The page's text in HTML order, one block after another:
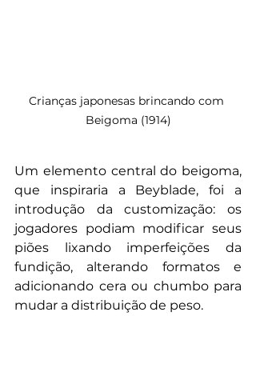
Crianças japonesas brincando com
Beigoma (1914)
Um elemento central do beigoma,
que inspiraria a Beyblade, foi a
introdução da customização: os
jogadores podiam modificar seus
piões lixando imperfeições da
fundição, alterando formatos e
adicionando cera ou chumbo para
mudar a distribuição de peso.